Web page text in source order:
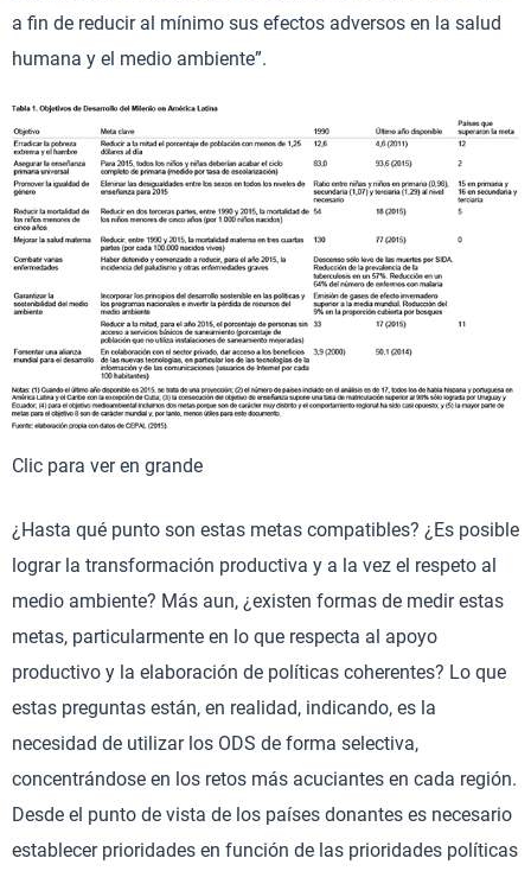
a fin de reducir al mínimo sus efectos adversos en la salud
humana y el medio ambiente”.
Clic para ver en grande
¿Hasta qué punto son estas metas compatibles? ¿Es posible
lograr la transformación productiva y a la vez el respeto al
medio ambiente? Más aun, ¿existen formas de medir estas
metas, particularmente en lo que respecta al apoyo
productivo y la elaboración de políticas coherentes? Lo que
estas preguntas están, en realidad, indicando, es la
necesidad de utilizar los ODS de forma selectiva,
concentrándose en los retos más acuciantes en cada región.
Desde el punto de vista de los países donantes es necesario
establecer prioridades en función de las prioridades políticas